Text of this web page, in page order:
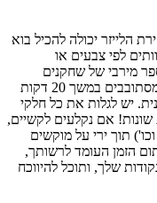
הלייזר יכולה להכיל בוא
צוותים לפי צבעים או
מירבי של שחקנים
ולהיפגע כמה שפחות. כדי להצליח במשימה, מסתובבים במשך 20 דקות
יש לגלות את כל חלקי
אם נקלעים לקשיים,
תוך ירי על מוקשים
הזמן העומד לרשותך,
שלך, ותוכל להיווכח